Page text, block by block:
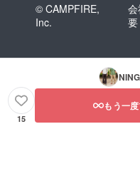
© CAMPFIRE,
Inc.
要
15
もう一